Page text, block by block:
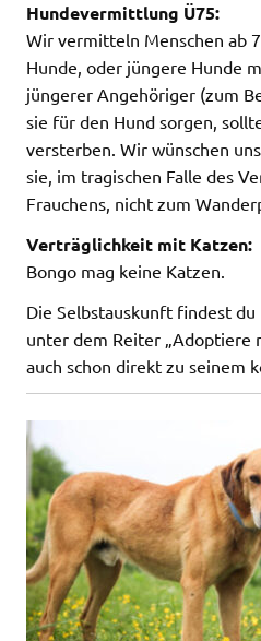
Hundevermittlung Ü75:
Wir vermitteln Menschen ab
Hunde, oder jüngere Hunde
jüngerer Angehöriger (zum
sie für den Hund sorgen,
versterben. Wir wünschen
sie, im tragischen Falle des
Frauchens, nicht zum
Verträglichkeit mit Katzen:
Bongo mag keine Katzen.
Die Selbstauskunft findest
unter dem Reiter „Adoptiere
auch schon direkt zu seinem